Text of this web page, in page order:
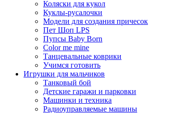
Коляски для кукол
Куклы-русалочки
Модели для создания причесок
Пет Шоп LPS
Пупсы Baby Born
Сolor me mine
Танцевальные коврики
Учимся готовить
Игрушки для мальчиков
Танковый бой
Детские гаражи и парковки
Машинки и техника
Радиоуправляемые машины